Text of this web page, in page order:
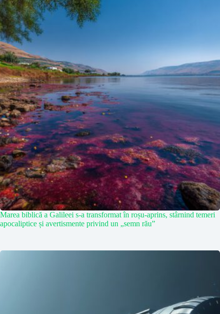
Marea biblică a Galileei s-a transformat în roșu-aprins, stârnind temeri
apocaliptice și avertismente privind un „semn rău”